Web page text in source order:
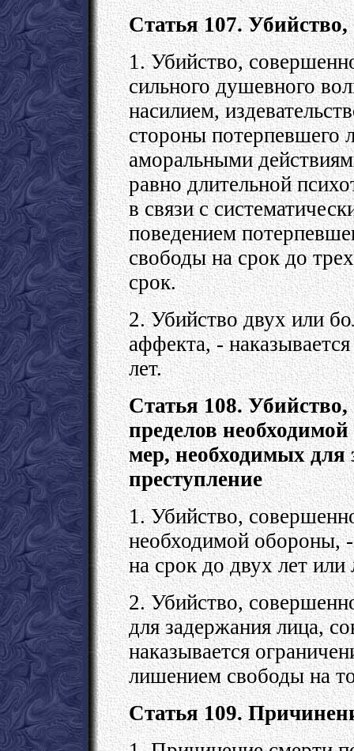
Статья 107.
1. Убийство,
сильного душевного
насилием,
стороны
аморальными
равно длительной
в связи с
поведением
свободы на срок до
срок.
2. Убийство двух или
аффекта, -
лет.
Статья 108.
пределов
мер, необходимых
преступление
1. Убийство,
необходимой обороны,
на срок до двух лет
2. Убийство,
для задержания лица,
наказывается
лишением свободы на
Статья 109.